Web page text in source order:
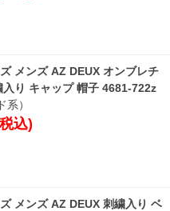
メンズ AZ DEUX オンブレチ
入り キャップ 帽子 4681-722z
）
込)
メンズ AZ DEUX 刺繍入り ベ